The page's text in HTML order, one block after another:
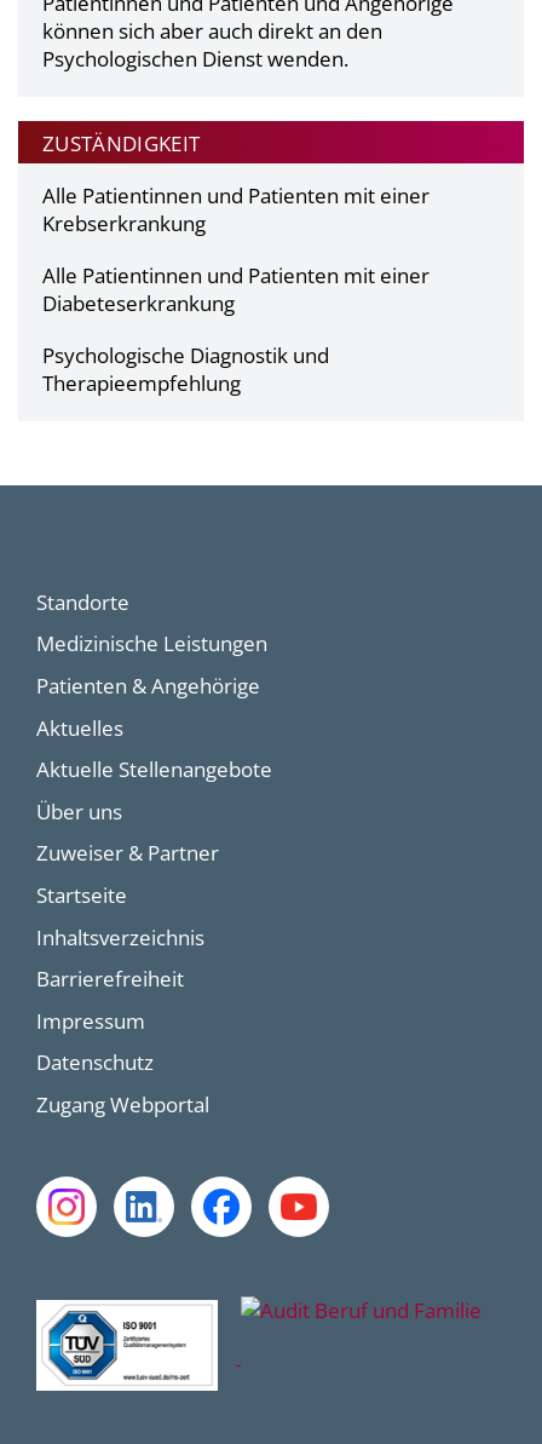
können sich aber auch direkt an den
Psychologischen Dienst wenden.
ZUSTÄNDIGKEIT
Alle Patientinnen und Patienten mit einer
Krebserkrankung
Alle Patientinnen und Patienten mit einer
Diabeteserkrankung
Psychologische Diagnostik und
Therapieempfehlung
Standorte
Medizinische Leistungen
Patienten & Angehörige
Aktuelles
Aktuelle Stellenangebote
Über uns
Zuweiser & Partner
Startseite
Inhaltsverzeichnis
Barrierefreiheit
Impressum
Datenschutz
Zugang Webportal